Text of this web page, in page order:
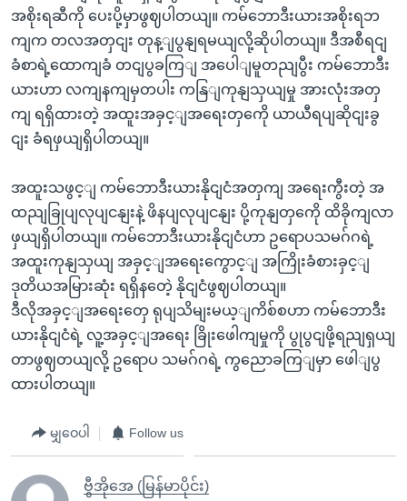
အစိုးရဆီကို ပေးပို့မှာဖွဈပါတယျ။ ကမ်ဘောဒီးယားအစိုးရဘ
ကျက တလအတှငျး တုန့ျပွနျရမယျလို့ဆိုပါတယျ။ ဒီအစီရငျ
ခံစာရဲ့ထောကျခံ တငျပွခကြျ အပေါျမူတညျပွီး ကမ်ဘောဒီး
ယားဟာ လကျနကျမှတပါး ကနြျကုနျသှယျမှု အားလုံးအတှ
ကျ ရရှိထားတဲ့ အထူးအခှင့ျအရေးတှကေို ယာယီရပျဆိုငျးခွ
ငျး ခံရဖှယျရှိပါတယျ။
အထူးသဖွင့ျ ကမ်ဘောဒီးယားနိုငျငံအတှကျ အရေးကွီးတဲ့ အ
ထညျခြုပျလုပျငနျးနဲ့ ဖိနပျလုပျငနျး ပို့ကုနျတှကေို ထိခိုကျလာ
ဖှယျရှိပါတယျ။ ကမ်ဘောဒီးယားနိုငျငံဟာ ဥရောပသမဂ်ဂရဲ့
အထူးကုနျသှယျ အခှင့ျအရေးကွောင့ျ အကြိုးခံစားခှင့ျ
ဒုတိယအမြားဆုံး ရရှိနတေဲ့ နိုငျငံဖွဈပါတယျ။
ဒီလိုအခှင့ျအရေးတှေ ရုပျသိမျးမယ့ျကိစ်စဟာ ကမ်ဘောဒီး
ယားနိုငျငံရဲ့ လူ့အခှင့ျအရေး ခြိုးဖေါကျမှုကို ပွုပွငျဖို့ရညျရှယျ
တာဖွဈတယျလို့ ဥရောပ သမဂ်ဂရဲ့ ကွညောခကြျမှာ ဖေါျပွ
ထားပါတယျ။
မျှဝေပါ Follow us
ဗွီအိုအေ (မြန်မာပိုင်း)